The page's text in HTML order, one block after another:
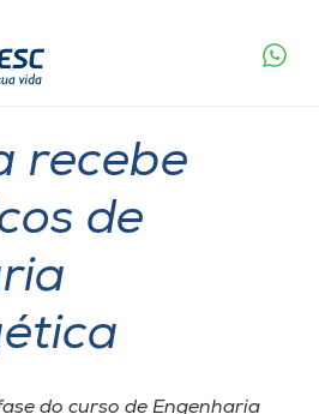
recebe
de
do curso de Engenharia